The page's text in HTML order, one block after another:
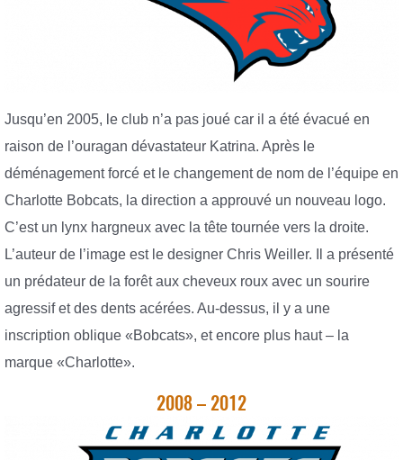
Jusqu’en 2005, le club n’a pas joué car il a été évacué en
raison de l’ouragan dévastateur Katrina. Après le
déménagement forcé et le changement de nom de l’équipe en
Charlotte Bobcats, la direction a approuvé un nouveau logo.
C’est un lynx hargneux avec la tête tournée vers la droite.
L’auteur de l’image est le designer Chris Weiller. Il a présenté
un prédateur de la forêt aux cheveux roux avec un sourire
agressif et des dents acérées. Au-dessus, il y a une
inscription oblique «Bobcats», et encore plus haut – la
marque «Charlotte».
2008 – 2012